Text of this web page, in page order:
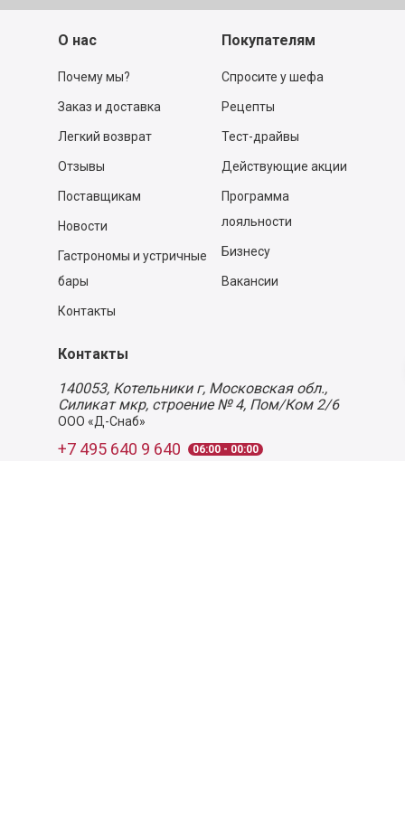
О нас
Почему мы?
Заказ и доставка
Легкий возврат
Отзывы
Поставщикам
Новости
Гастрономы и устричные
бары
Контакты
Покупателям
Спросите у шефа
Рецепты
Тест-драйвы
Действующие акции
Программа
лояльности
Бизнесу
Вакансии
Контакты
140053, Котельники г, Московская обл.,
Силикат мкр, строение № 4, Пом/Ком 2/6
ООО «Д-Снаб»
+7 495 640 9 640 06:00 - 00:00